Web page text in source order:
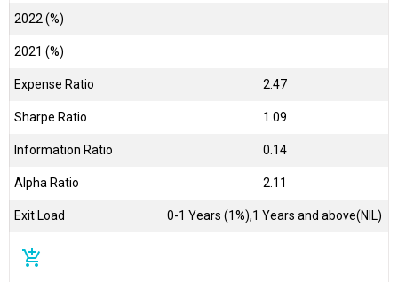
2022 (%)
2021 (%)
Expense Ratio 2.47
Sharpe Ratio 1.09
Information Ratio 0.14
Alpha Ratio 2.11
Exit Load 0-1 Years (1%),1 Years and above(NIL)
add_shopping_cart